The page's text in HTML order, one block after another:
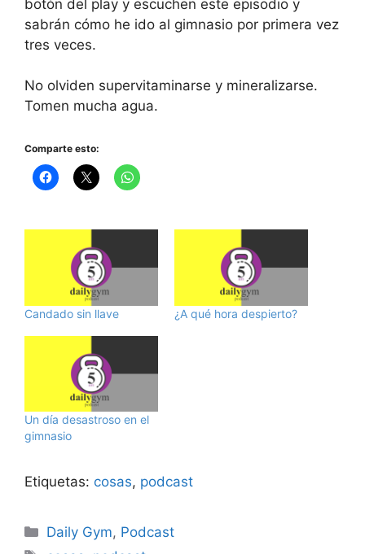
botón del play y escuchen este episodio y
sabrán cómo he ido al gimnasio por primera vez
tres veces.
No olviden supervitaminarse y mineralizarse.
Tomen mucha agua.
Comparte esto:
Candado sin llave ¿A qué hora despierto?
Un día desastroso en el
gimnasio
Etiquetas: cosas, podcast
Categorías
Daily Gym, Podcast